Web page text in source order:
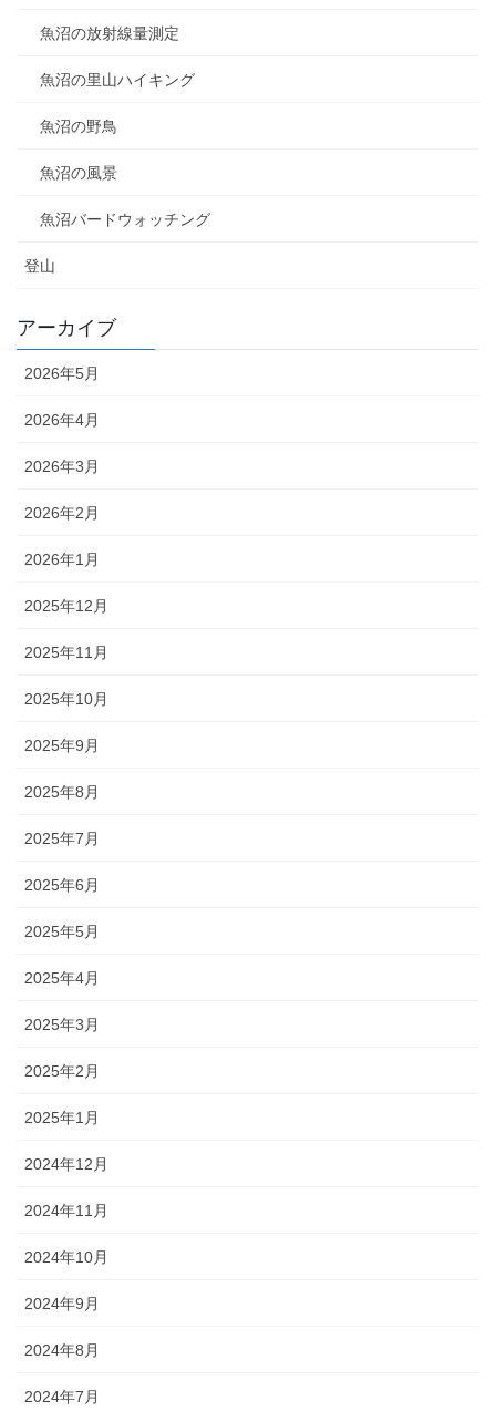
魚沼の放射線量測定
魚沼の里山ハイキング
魚沼の野鳥
魚沼の風景
魚沼バードウォッチング
登山
アーカイブ
2026年5月
2026年4月
2026年3月
2026年2月
2026年1月
2025年12月
2025年11月
2025年10月
2025年9月
2025年8月
2025年7月
2025年6月
2025年5月
2025年4月
2025年3月
2025年2月
2025年1月
2024年12月
2024年11月
2024年10月
2024年9月
2024年8月
2024年7月